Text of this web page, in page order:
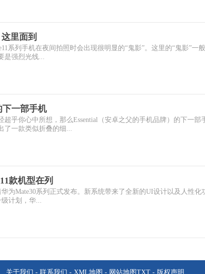
里面到
系列手机在夜间拍照时会出现很明显的“鬼影”。这里的“鬼影”一
强烈光线...
一部手机
乎你心中所想，那么Essential（安卓之父的手机品牌）的下一部
一款类似折叠的细...
款机型在列
为Mate30系列正式发布。新系统带来了全新的UI设计以及人性化
计划，华...
关于我们 - 联系我们 - XML地图 - 网站地图TXT- 版权声明